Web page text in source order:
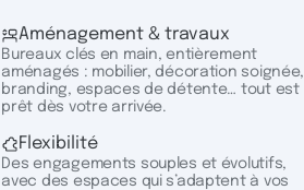
Aménagement & travaux
Bureaux clés en main, entièrement
aménagés : mobilier, décoration soignée,
branding, espaces de détente… tout est
prêt dès votre arrivée.
Flexibilité
Des engagements souples et évolutifs,
avec des espaces qui s’adaptent à vos